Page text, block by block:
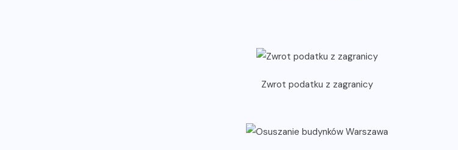
Zwrot podatku z zagranicy